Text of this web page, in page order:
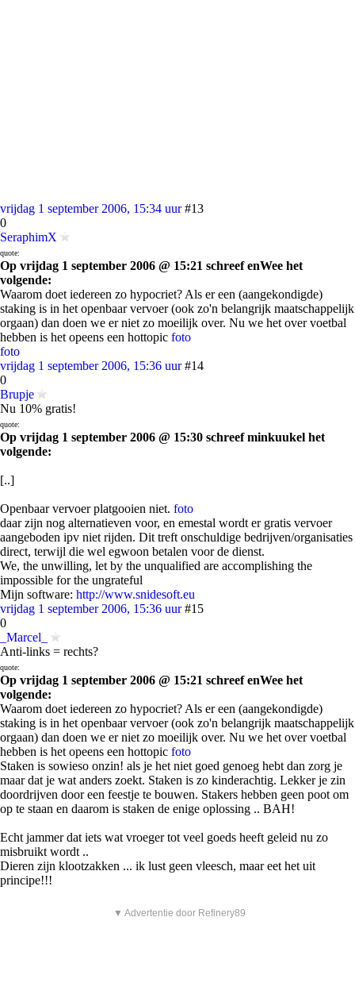
vrijdag 1 september 2006, 15:34 uur #13
0
SeraphimX
quote:
Op vrijdag 1 september 2006 @ 15:21 schreef enWee het
volgende:
Waarom doet iedereen zo hypocriet? Als er een (aangekondigde)
staking is in het openbaar vervoer (ook zo'n belangrijk maatschappelijk
orgaan) dan doen we er niet zo moeilijk over. Nu we het over voetbal
hebben is het opeens een hottopic foto
foto
vrijdag 1 september 2006, 15:36 uur #14
0
Brupje
Nu 10% gratis!
quote:
Op vrijdag 1 september 2006 @ 15:30 schreef minkuukel het
volgende:
[..]
Openbaar vervoer platgooien niet. foto
daar zijn nog alternatieven voor, en emestal wordt er gratis vervoer
aangeboden ipv niet rijden. Dit treft onschuldige bedrijven/organisaties
direct, terwijl die wel egwoon betalen voor de dienst.
We, the unwilling, let by the unqualified are accomplishing the
impossible for the ungrateful
Mijn software: http://www.snidesoft.eu
vrijdag 1 september 2006, 15:36 uur #15
0
_Marcel_
Anti-links = rechts?
quote:
Op vrijdag 1 september 2006 @ 15:21 schreef enWee het
volgende:
Waarom doet iedereen zo hypocriet? Als er een (aangekondigde)
staking is in het openbaar vervoer (ook zo'n belangrijk maatschappelijk
orgaan) dan doen we er niet zo moeilijk over. Nu we het over voetbal
hebben is het opeens een hottopic foto
Staken is sowieso onzin! als je het niet goed genoeg hebt dan zorg je
maar dat je wat anders zoekt. Staken is zo kinderachtig. Lekker je zin
doordrijven door een feestje te bouwen. Stakers hebben geen poot om
op te staan en daarom is staken de enige oplossing .. BAH!
Echt jammer dat iets wat vroeger tot veel goeds heeft geleid nu zo
misbruikt wordt ..
Dieren zijn klootzakken ... ik lust geen vleesch, maar eet het uit
principe!!!
▼ Advertentie door Refinery89